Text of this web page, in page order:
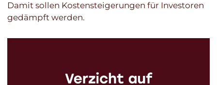
Damit sollen Kostensteigerungen für Investoren
gedämpft werden.